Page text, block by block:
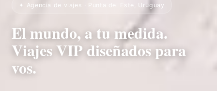
✦ Agencia de viajes · Punta del Este, Uruguay
El mundo, a tu medida.
Viajes VIP diseñados para
vos.